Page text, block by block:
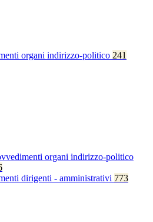
organi indirizzo-politico 241
organi indirizzo-politico
dirigenti - amministrativi 773